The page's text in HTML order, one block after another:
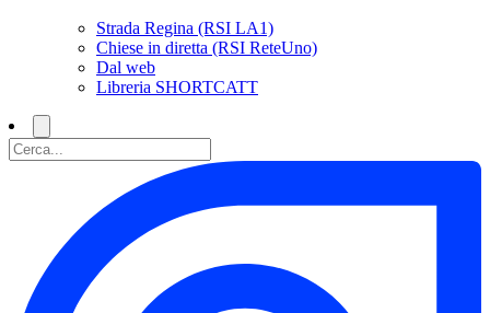
Strada Regina (RSI LA1)
Chiese in diretta (RSI ReteUno)
Dal web
Libreria SHORTCATT